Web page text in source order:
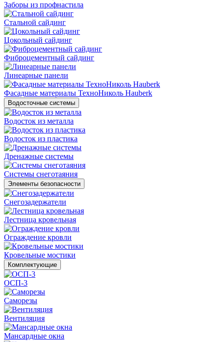
Заборы из профнастила
Стальной сайдинг
Цокольный сайдинг
Фиброцементный сайдинг
Линеарные панели
Фасадные материалы ТехноНиколь Hauberk
Водосточные системы
Водосток из металла
Водосток из пластика
Дренажные системы
Системы снеготаяния
Элементы безопасности
Снегозадержатели
Лестница кровельная
Ограждение кровли
Кровельные мостики
Комплектующие
ОСП-3
Саморезы
Вентиляция
Мансардные окна